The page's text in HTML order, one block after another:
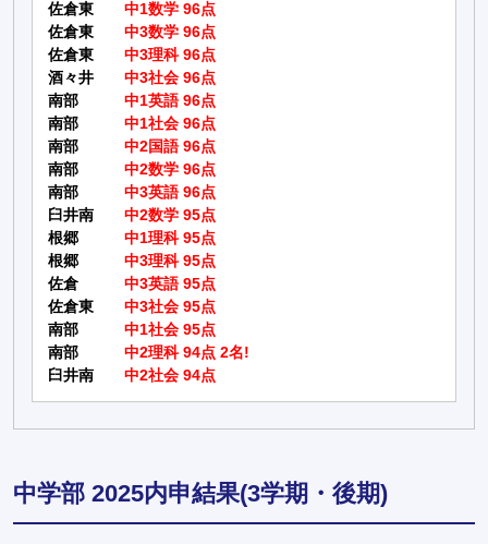
佐倉東
中1数学 96点
佐倉東
中3数学 96点
佐倉東
中3理科 96点
酒々井
中3社会 96点
南部
中1英語 96点
南部
中1社会 96点
南部
中2国語 96点
南部
中2数学 96点
南部
中3英語 96点
臼井南
中2数学 95点
根郷
中1理科 95点
根郷
中3理科 95点
佐倉
中3英語 95点
佐倉東
中3社会 95点
南部
中1社会 95点
南部
中2理科 94点 2名!
臼井南
中2社会 94点
中学部 2025内申結果(3学期・後期)